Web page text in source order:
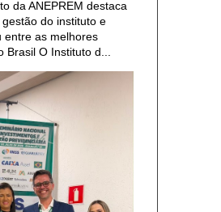
da ANEPREM destaca
do instituto e
entre as melhores
Brasil O Instituto d...